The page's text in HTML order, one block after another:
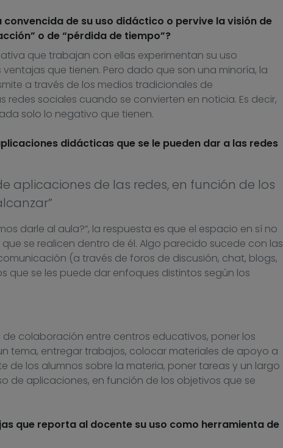
de su uso didáctico o pervive la visión de
o de “pérdida de tiempo”?
que trabajan con ellas experimentan su uso
que tienen. Pero dado que son una minoría, la
a través de los medios tradicionales de
sociales cuando se convierten en noticia. Es decir,
solo lo negativo que tienen.
didácticas que se le pueden dar a las redes
aplicaciones de las redes, en función de los
darle al aula?”, la respuesta es que el espacio en sí no
se realicen dentro de él. Algo parecido sucede con las
(a través de foros de discusión, chat, blogs,
que se les puede dar enfoques distintos según los
de colaboración entre centros educativos, poner los
tema, entregar trabajos, colocar materiales de apoyo a
de los alumnos sobre la materia, poner tareas y un largo
de aplicaciones, en función de los objetivos que se
que reporta al docente su uso como herramienta de